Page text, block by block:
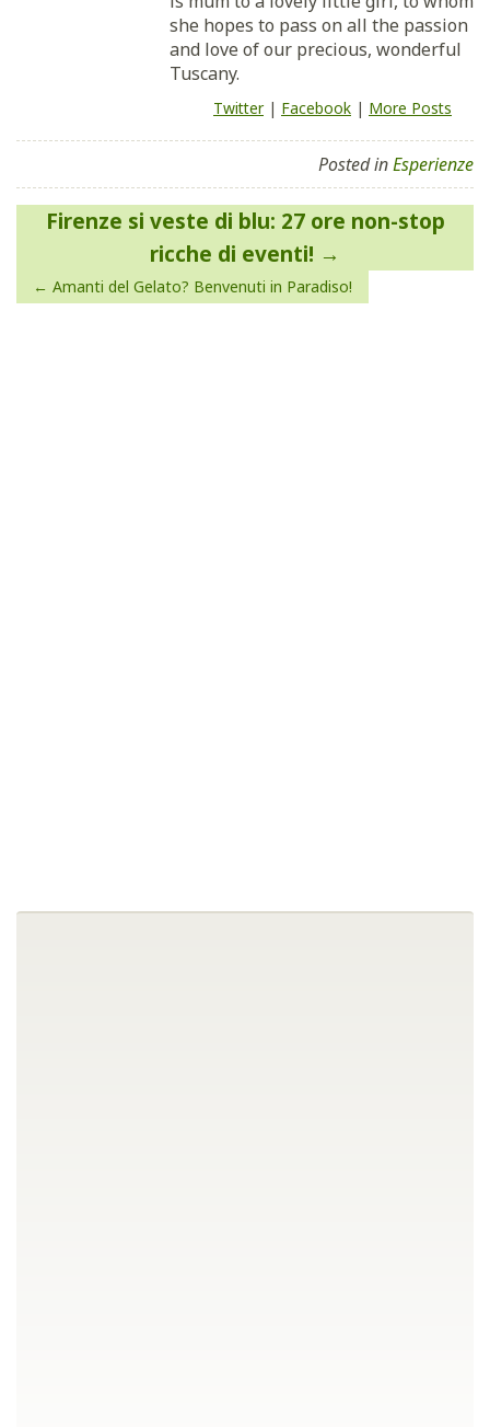
she hopes to pass on all the passion
and love of our precious, wonderful
Tuscany.
Twitter| Facebook | More Posts
Posted inEsperienze
Navigazione
articoli
Firenze si veste di blu: 27 ore non-stop
ricche di eventi!
Amanti del Gelato? Benvenuti in Paradiso!